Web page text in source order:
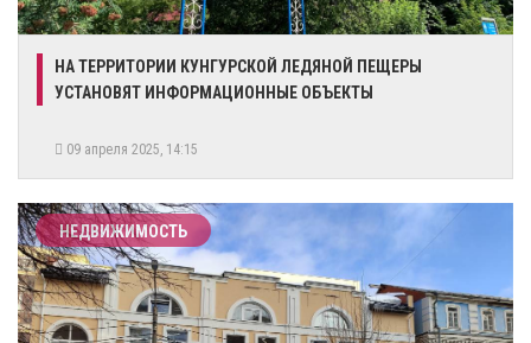
НА ТЕРРИТОРИИ КУНГУРСКОЙ ЛЕДЯНОЙ ПЕЩЕРЫ
УСТАНОВЯТ ИНФОРМАЦИОННЫЕ ОБЪЕКТЫ
09 апреля 2025, 14:15
НЕДВИЖИМОСТЬ